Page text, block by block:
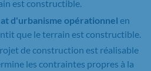
est constructible.
d'urbanisme opérationnel en
que le terrain est constructible.
de construction est réalisable
les contraintes propres à la